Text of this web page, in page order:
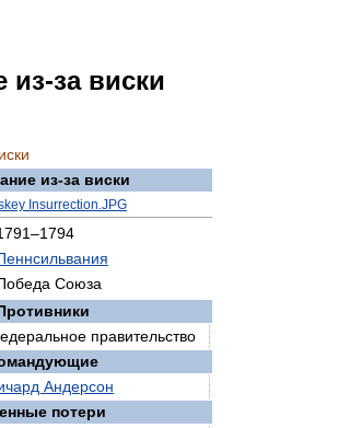
из-за виски
из-за виски
Союза
Противники
правительство
Андерсон
потери